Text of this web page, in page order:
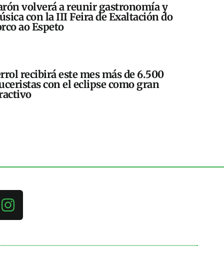
volverá a reunir gastronomía y
con la III Feira de Exaltación do
ao Espeto
recibirá este mes más de 6.500
con el eclipse como gran